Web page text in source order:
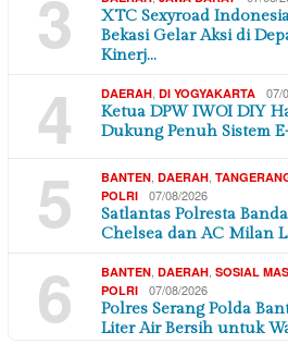
3
XTC Sexyroad
Bekasi Gelar Aksi di
Kinerj…
4 DAERAH, DI YOGYAKARTA 07/
Ketua DPW IWOI DIY
Dukung Penuh Sistem
5 BANTEN, DAERAH,
POLRI
07/08/2026
Satlantas Polresta
Chelsea dan AC Milan
6 BANTEN, DAERAH, SOSIAL
POLRI
07/08/2026
Polres Serang Polda
Liter Air Bersih untuk